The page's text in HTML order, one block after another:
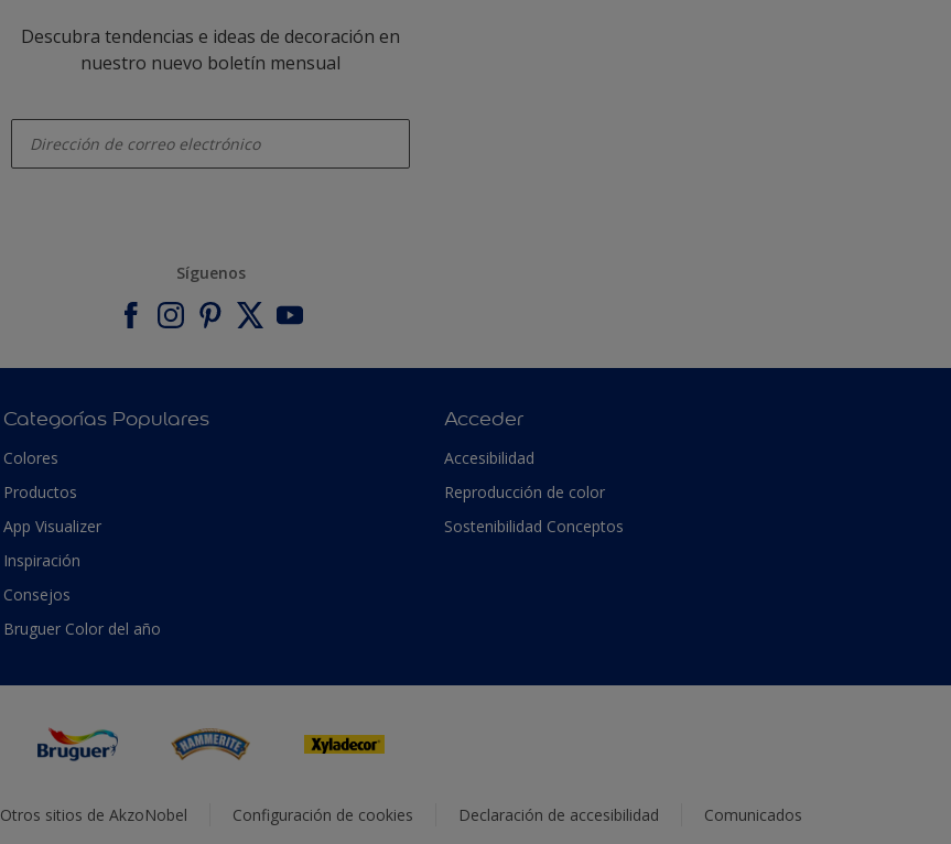
Descubra tendencias e ideas de decoración en
nuestro nuevo boletín mensual
Síguenos
Categorías Populares
Colores
Productos
App Visualizer
Inspiración
Consejos
Bruguer Color del año
Acceder
Accesibilidad
Reproducción de color
Sostenibilidad Conceptos
Otros sitios de AkzoNobel Configuración de cookies Declaración de accesibilidad Comunicados